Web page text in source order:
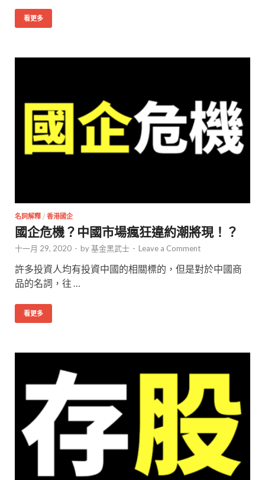
看更多
名詞解釋 / 香港國企
國企危機？中國市場瘋狂違約潮將現！？
十一月 29, 2020 - by基金黑武士 - Leave a Comment
許多投資人均有投資中國的相關標的，但是對於中國商
品的名詞，往 …
看更多